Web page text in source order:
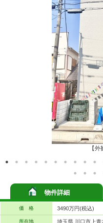
【
物件詳細
価 格 3490万円(税込)
所在地 埼玉県 川口市上青